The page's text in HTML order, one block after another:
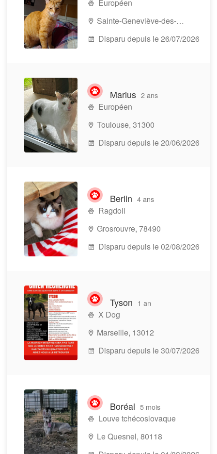
Européen
Sainte-Geneviève-des-Bois, 91700
Disparu depuis le 26/07/2026
Marius 2 ans
Européen
Toulouse, 31300
Disparu depuis le 20/06/2026
Berlin 4 ans
Ragdoll
Grosrouvre, 78490
Disparu depuis le 02/08/2026
Tyson 1 an
X Dog
Marseille, 13012
Disparu depuis le 30/07/2026
Boréal 5 mois
Louve tchécoslovaque
Le Quesnel, 80118